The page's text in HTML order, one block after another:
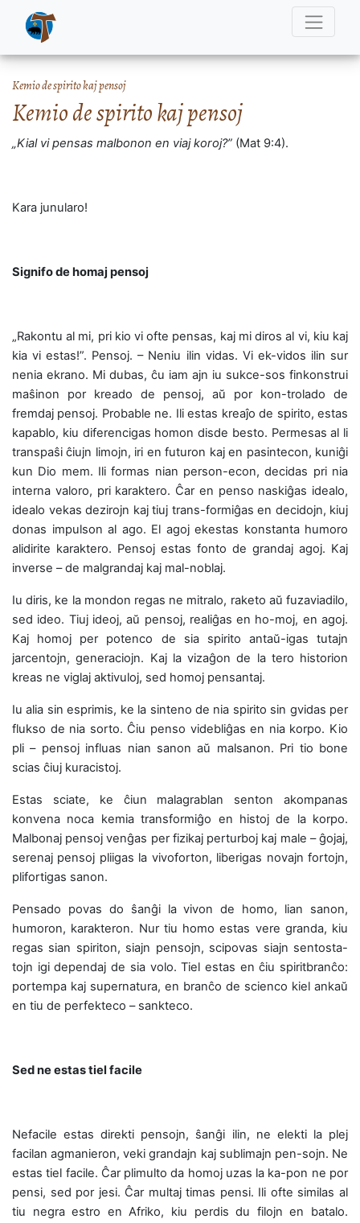
Kemio de spirito kaj pensoj
Kemio de spirito kaj pensoj
„Kial vi pensas malbonon en viaj koroj?” (Mat 9:4).
Kara junularo!
Signifo de homaj pensoj
„Rakontu al mi, pri kio vi ofte pensas, kaj mi diros al vi, kiu kaj
kia vi estas!”. Pensoj. – Neniu ilin vidas. Vi ek-vidos ilin sur
nenia ekrano. Mi dubas, ĉu iam ajn iu sukce-sos finkonstrui
maŝinon por kreado de pensoj, aŭ por kon-trolado de
fremdaj pensoj. Probable ne. Ili estas kreaĵo de spirito, estas
kapablo, kiu diferencigas homon disde besto. Permesas al li
transpaŝi ĉiujn limojn, iri en futuron kaj en pasintecon, kuniĝi
kun Dio mem. Ili formas nian person-econ, decidas pri nia
interna valoro, pri karaktero. Ĉar en penso naskiĝas idealo,
idealo vekas dezirojn kaj tiuj trans-formiĝas en decidojn, kiuj
donas impulson al ago. El agoj ekestas konstanta humoro
alidirite karaktero. Pensoj estas fonto de grandaj agoj. Kaj
inverse – de malgrandaj kaj mal-noblaj.
Iu diris, ke la mondon regas ne mitralo, raketo aŭ fuzaviadilo,
sed ideo. Tiuj ideoj, aŭ pensoj, realiĝas en ho-moj, en agoj.
Kaj homoj per potenco de sia spirito antaŭ-igas tutajn
jarcentojn, generaciojn. Kaj la vizaĝon de la tero historion
kreas ne viglaj aktivuloj, sed homoj pensantaj.
Iu alia sin esprimis, ke la sinteno de nia spirito sin gvidas per
flukso de nia sorto. Ĉiu penso videbliĝas en nia korpo. Kio
pli – pensoj influas nian sanon aŭ malsanon. Pri tio bone
scias ĉiuj kuracistoj.
Estas sciate, ke ĉiun malagrablan senton akompanas
konvena noca kemia transformiĝo en histoj de la korpo.
Malbonaj pensoj venĝas per fizikaj perturboj kaj male – ĝojaj,
serenaj pensoj pliigas la vivoforton, liberigas novajn fortojn,
plifortigas sanon.
Pensado povas do ŝanĝi la vivon de homo, lian sanon,
humoron, karakteron. Nur tiu homo estas vere granda, kiu
regas sian spiriton, siajn pensojn, scipovas siajn sentosta-
tojn igi dependaj de sia volo. Tiel estas en ĉiu spiritbranĉo:
portempa kaj supernatura, en branĉo de scienco kiel ankaŭ
en tiu de perfekteco – sankteco.
Sed ne estas tiel facile
Nefacile estas direkti pensojn, ŝanĝi ilin, ne elekti la plej
facilan agmanieron, veki grandajn kaj sublimajn pen-sojn. Ne
estas tiel facile. Ĉar plimulto da homoj uzas la ka-pon ne por
pensi, sed por jesi. Ĉar multaj timas pensi. Ili ofte similas al
tiu negra estro en Afriko, kiu perdis du filojn en batalo.